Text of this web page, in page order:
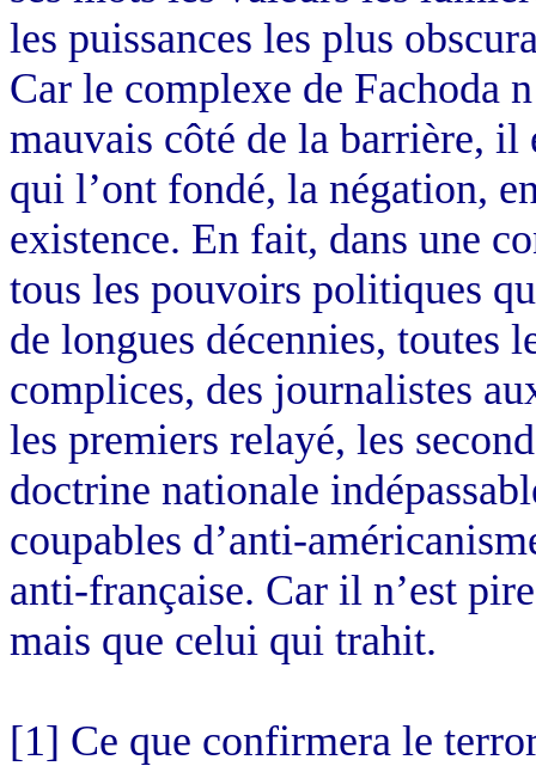
les puissances les plus
Car le complexe de Fachoda
mauvais côté de la barrière, il
qui l’ont fondé, la négation,
existence. En fait, dans une
tous les pouvoirs politiques
de longues décennies, toutes
complices, des journalistes
les premiers relayé, les
doctrine nationale
coupables d’anti-
anti-française. Car il n’est
mais que celui qui trahit.
[1] Ce que confirmera le